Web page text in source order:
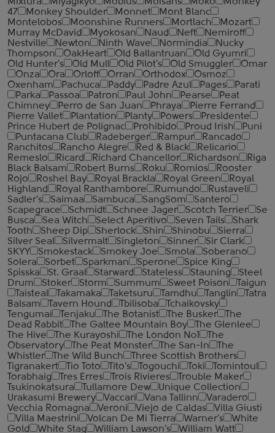
47
Monkey Shoulder Monnet
Mont Blanc
Montelobos
Moonshine Runners Mortlach
Mozart
Murray McDavid
Myokosan Naud Neft
Nemiroff
Nestville
Newton Ninth Wave Normindia
Nucky
Thompson
OakHeart Old Ballantruan
Old Gyumri
Old Hunter's
Old Mull Old Pilot's Old Smuggler
Omar
Onza
Ora Orloff Orran Orthodox
Osmoz
Oxenham
Pachuca Paddy Padre Azul Pages
Parati
Parka
Passoa Patron Paul John Pearse
Peat
Chimney
Perro de San Juan Phraya
Pierre Ferrand
Pierre Vallet
Plantation Planty Powers
Presidente
Prince Hubert de Polignac
Prohibido Proud Irish
Puni
Puntacana Club
Radeberger Rampur
Rancado
Ranchitos
Rancho Alegre Red & Black
Relicario
Remeslo
Ricard Richard Chancellor Richardson
Riga
Black Balsam
Robert Burns Roku Romios
Rooster
Rojo
Roshel Bay Royal Brackla Royal Green
Royal
Highland
Royal Ranthambore Rumundo
Rustaveli
Sadler's
Saimaa Sambuca SangSom
Santero
Scapegrace
Schmidt Schnee Jager Scotch Terrier
Se
Busca
Sea Witch Select Aperitivo Seven Tails
Shark
Tooth
Sheep Dip Sherlock Shin Shinobu
Sierra
Silver Seal
Silvermalt Singleton Sinner
Sir Clark
SKYY
Smokestack Smokey Joe Smola
Soberano
Solera
Sorbet Sparkman Sperone
Spice King
Spisska
St. Graal Starward Stateless Stauning
Steel
Drum
Stoker Storm Summum Sweet Poison
Taigun
Taisteal
Takamaka Taketsuru Tamdhu Tanglin
Tatra
Balsam
Tavern Hound Tbilisoba
Tchaikovsky
Tengumai
Tenjaku The Botanist The Busker
The
Dead Rabbit
The Galtee Mountain Boy
The Glenlee
The Hive
The Kurayoshi The London №1
The
Observatory
The Peat Monster The San-In
The
Whistler
The Wild Bunch
Three Scottish Brothers
Tigranakert
Tio Toto Tito's Togouchi Toki
Tomintoul
Torabhaig
Tres Erres Trois Rivieres
Trouble Maker
Tsukinokatsura
Tullamore Dew
Unique Collection
Urakasumi Brewery
Vaccari Vana Tallinn
Varadero
Vecchia Romagna
Veroni Viejo de Caldas
Villa Giusti
Villa Maestrini
Volcan De Mi Tierra Warner's
White
Gold
White Stag William Lawson's
William Watt